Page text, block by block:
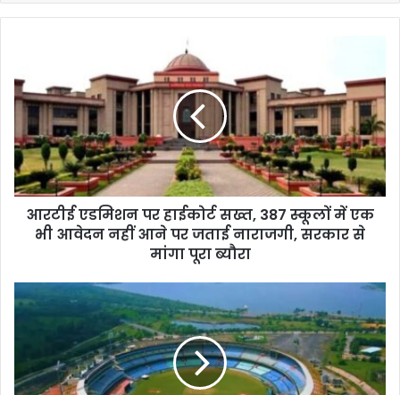
आरटीई एडमिशन पर हाईकोर्ट सख्त, 387 स्कूलों में एक
भी आवेदन नहीं आने पर जताई नाराजगी, सरकार से
मांगा पूरा ब्यौरा